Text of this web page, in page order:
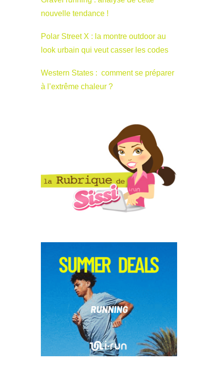
nouvelle tendance !
Polar Street X : la montre outdoor au
look urbain qui veut casser les codes
Western States : comment se préparer
à l’extrême chaleur ?